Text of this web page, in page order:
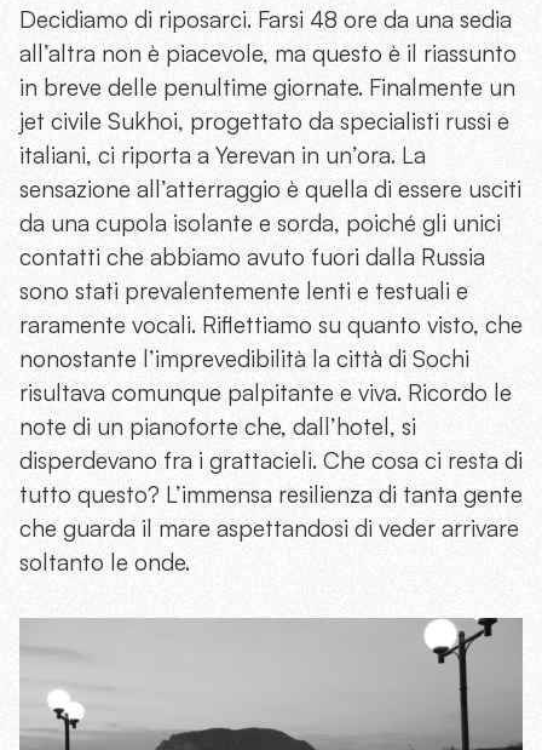
Decidiamo di riposarci. Farsi 48 ore da una sedia
all’altra non è piacevole, ma questo è il riassunto
in breve delle penultime giornate. Finalmente un
jet civile Sukhoi, progettato da specialisti russi e
italiani, ci riporta a Yerevan in un’ora. La
sensazione all’atterraggio è quella di essere usciti
da una cupola isolante e sorda, poiché gli unici
contatti che abbiamo avuto fuori dalla Russia
sono stati prevalentemente lenti e testuali e
raramente vocali. Riflettiamo su quanto visto, che
nonostante l’imprevedibilità la città di Sochi
risultava comunque palpitante e viva. Ricordo le
note di un pianoforte che, dall’hotel, si
disperdevano fra i grattacieli. Che cosa ci resta di
tutto questo? L’immensa resilienza di tanta gente
che guarda il mare aspettandosi di veder arrivare
soltanto le onde.